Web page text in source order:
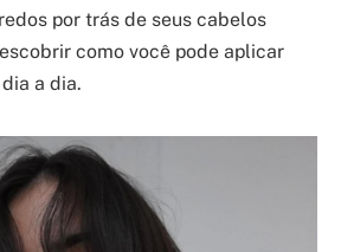
por trás de seus cabelos
como você pode aplicar
a dia.